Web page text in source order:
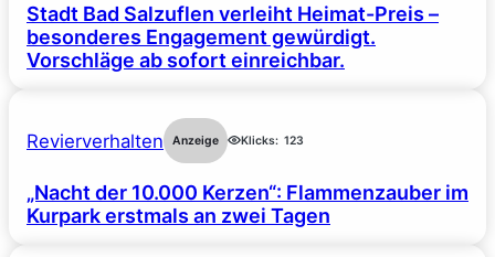
Stadt Bad Salzuflen verleiht Heimat-Preis –
besonderes Engagement gewürdigt.
Vorschläge ab sofort einreichbar.
Revierverhalten Anzeige Klicks: 123
„Nacht der 10.000 Kerzen“: Flammenzauber im
Kurpark erstmals an zwei Tagen